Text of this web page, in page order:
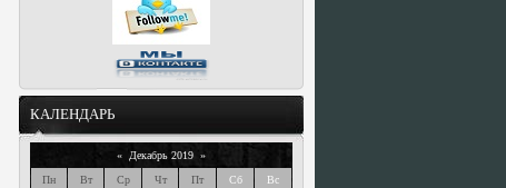
КАЛЕНДАРЬ
« Декабрь 2019 »
Пн
Вт Ср Чт Пт Сб
Вс